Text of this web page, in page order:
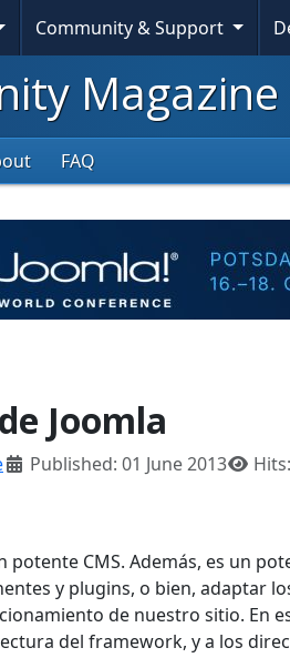
Community & Support
Magazine
FAQ
Joomla
Published: 01 June 2013
potente CMS. Además, es un
y plugins, o bien, adaptar
de nuestro sitio. En
del framework, y a los